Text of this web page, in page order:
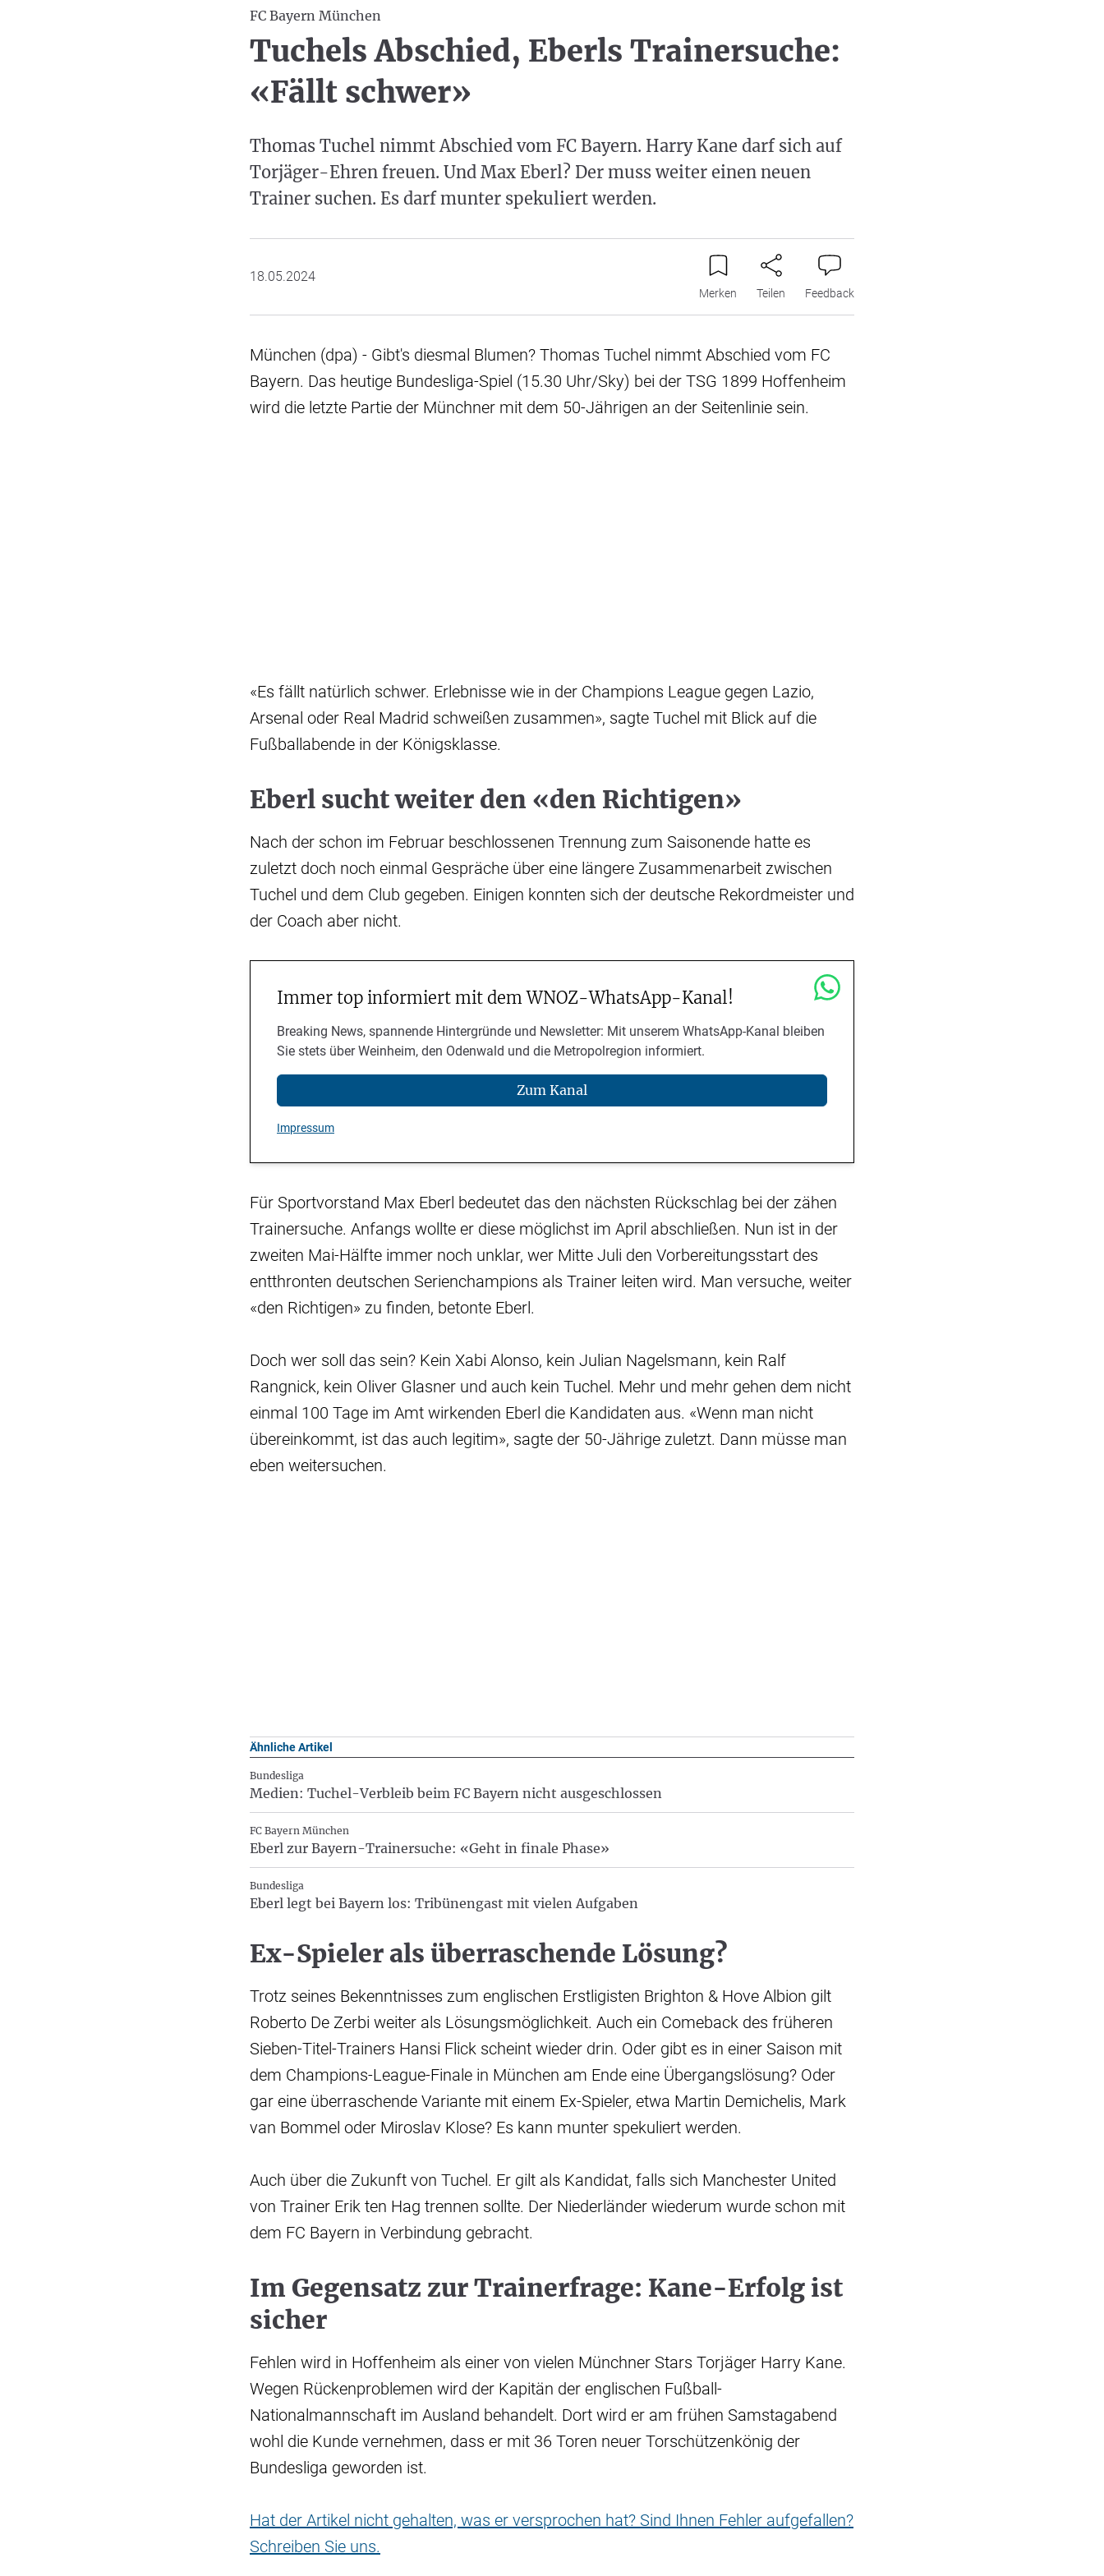
FC Bayern München
Tuchels Abschied, Eberls Trainersuche:
«Fällt schwer»
Thomas Tuchel nimmt Abschied vom FC Bayern. Harry Kane darf sich auf
Torjäger-Ehren freuen. Und Max Eberl? Der muss weiter einen neuen
Trainer suchen. Es darf munter spekuliert werden.
18.05.2024
Merken Teilen Feedback
München (dpa) - Gibt's diesmal Blumen? Thomas Tuchel nimmt Abschied vom FC
Bayern. Das heutige Bundesliga-Spiel (15.30 Uhr/Sky) bei der TSG 1899 Hoffenheim
wird die letzte Partie der Münchner mit dem 50-Jährigen an der Seitenlinie sein.
«Es fällt natürlich schwer. Erlebnisse wie in der Champions League gegen Lazio,
Arsenal oder Real Madrid schweißen zusammen», sagte Tuchel mit Blick auf die
Fußballabende in der Königsklasse.
Eberl sucht weiter den «den Richtigen»
Nach der schon im Februar beschlossenen Trennung zum Saisonende hatte es
zuletzt doch noch einmal Gespräche über eine längere Zusammenarbeit zwischen
Tuchel und dem Club gegeben. Einigen konnten sich der deutsche Rekordmeister und
der Coach aber nicht.
Immer top informiert mit dem WNOZ-WhatsApp-Kanal!
Breaking News, spannende Hintergründe und Newsletter: Mit unserem WhatsApp-Kanal bleiben
Sie stets über Weinheim, den Odenwald und die Metropolregion informiert.
Zum Kanal
Impressum
Für Sportvorstand Max Eberl bedeutet das den nächsten Rückschlag bei der zähen
Trainersuche. Anfangs wollte er diese möglichst im April abschließen. Nun ist in der
zweiten Mai-Hälfte immer noch unklar, wer Mitte Juli den Vorbereitungsstart des
entthronten deutschen Serienchampions als Trainer leiten wird. Man versuche, weiter
«den Richtigen» zu finden, betonte Eberl.
Doch wer soll das sein? Kein Xabi Alonso, kein Julian Nagelsmann, kein Ralf
Rangnick, kein Oliver Glasner und auch kein Tuchel. Mehr und mehr gehen dem nicht
einmal 100 Tage im Amt wirkenden Eberl die Kandidaten aus. «Wenn man nicht
übereinkommt, ist das auch legitim», sagte der 50-Jährige zuletzt. Dann müsse man
eben weitersuchen.
Ähnliche Artikel
Bundesliga
Medien: Tuchel-Verbleib beim FC Bayern nicht ausgeschlossen
FC Bayern München
Eberl zur Bayern-Trainersuche: «Geht in finale Phase»
Bundesliga
Eberl legt bei Bayern los: Tribünengast mit vielen Aufgaben
Ex-Spieler als überraschende Lösung?
Trotz seines Bekenntnisses zum englischen Erstligisten Brighton & Hove Albion gilt
Roberto De Zerbi weiter als Lösungsmöglichkeit. Auch ein Comeback des früheren
Sieben-Titel-Trainers Hansi Flick scheint wieder drin. Oder gibt es in einer Saison mit
dem Champions-League-Finale in München am Ende eine Übergangslösung? Oder
gar eine überraschende Variante mit einem Ex-Spieler, etwa Martin Demichelis, Mark
van Bommel oder Miroslav Klose? Es kann munter spekuliert werden.
Auch über die Zukunft von Tuchel. Er gilt als Kandidat, falls sich Manchester United
von Trainer Erik ten Hag trennen sollte. Der Niederländer wiederum wurde schon mit
dem FC Bayern in Verbindung gebracht.
Im Gegensatz zur Trainerfrage: Kane-Erfolg ist
sicher
Fehlen wird in Hoffenheim als einer von vielen Münchner Stars Torjäger Harry Kane.
Wegen Rückenproblemen wird der Kapitän der englischen Fußball-
Nationalmannschaft im Ausland behandelt. Dort wird er am frühen Samstagabend
wohl die Kunde vernehmen, dass er mit 36 Toren neuer Torschützenkönig der
Bundesliga geworden ist.
Hat der Artikel nicht gehalten, was er versprochen hat? Sind Ihnen Fehler aufgefallen?
Schreiben Sie uns.